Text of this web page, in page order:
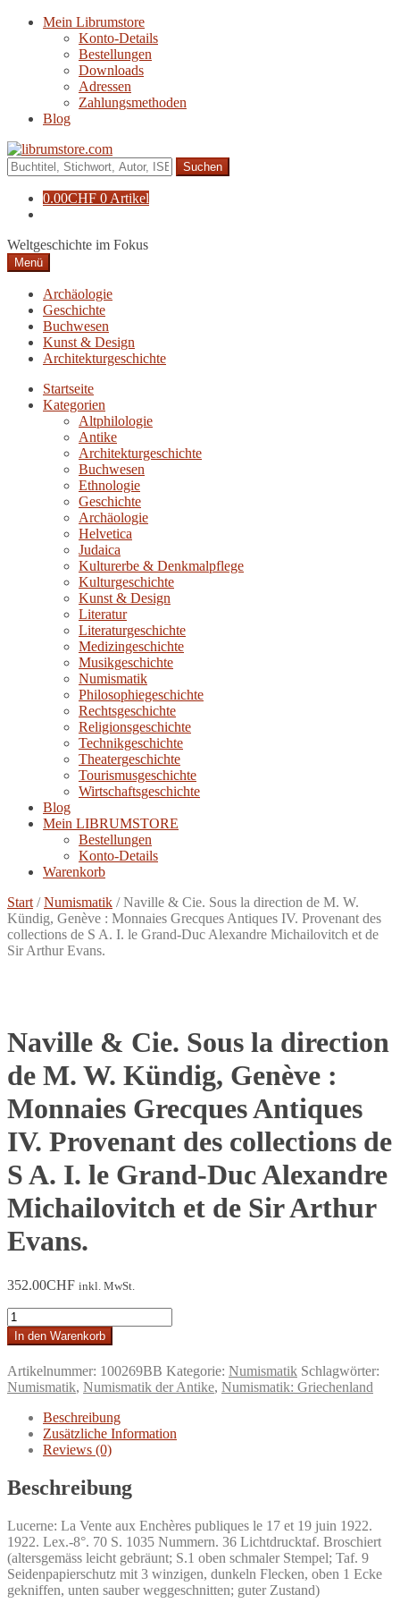
Navigation
Zum
Mein Librumstore
Konto-Details
Bestellungen
Downloads
Adressen
Zahlungsmethoden
Blog
Suche
nach:
0.00CHF 0 Artikel
Weltgeschichte im Fokus
Menü
Archäologie
Geschichte
Buchwesen
Kunst & Design
Architekturgeschichte
Startseite
Kategorien
Altphilologie
Antike
Architekturgeschichte
Buchwesen
Ethnologie
Geschichte
Archäologie
Helvetica
Judaica
Kulturerbe & Denkmalpflege
Kulturgeschichte
Kunst & Design
Literatur
Literaturgeschichte
Medizingeschichte
Musikgeschichte
Numismatik
Philosophiegeschichte
Rechtsgeschichte
Religionsgeschichte
Technikgeschichte
Theatergeschichte
Tourismusgeschichte
Wirtschaftsgeschichte
Blog
Mein LIBRUMSTORE
Bestellungen
Konto-Details
Warenkorb
Start /Numismatik /Naville & Cie. Sous la direction de M. W.
Kündig, Genève : Monnaies Grecques Antiques IV. Provenant des
collections de S A. I. le Grand-Duc Alexandre Michailovitch et de
Sir Arthur Evans.
Naville & Cie. Sous la direction
de M. W. Kündig, Genève :
Monnaies Grecques Antiques
IV. Provenant des collections de
S A. I. le Grand-Duc Alexandre
Michailovitch et de Sir Arthur
Evans.
352.00CHF inkl. MwSt.
Naville
&
Cie.
Sous
la
direction
Kündig,
:
Grecques
Antiques
IV.
Provenant
des
In den Warenkorb
Artikelnummer: 100269BB Kategorie: Numismatik Schlagwörter:
Numismatik, Numismatik der Antike, Numismatik: Griechenland
Beschreibung
Zusätzliche Information
Reviews (0)
Beschreibung
Lucerne: La Vente aux Enchères publiques le 17 et 19 juin 1922.
1922. Lex.-8°. 70 S. 1035 Nummern. 36 Lichtdrucktaf. Broschiert
(altersgemäss leicht gebräunt; S.1 oben schmaler Stempel; Taf. 9
Seidenpapierschutz mit 3 winzigen, dunkeln Flecken, oben 1 Ecke
gekniffen, unten sauber weggeschnitten; guter Zustand)